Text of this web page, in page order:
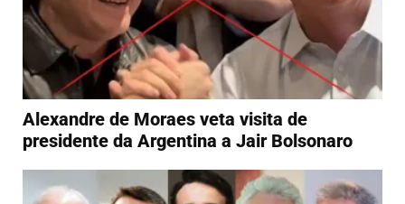
Alexandre de Moraes veta visita de
presidente da Argentina a Jair Bolsonaro